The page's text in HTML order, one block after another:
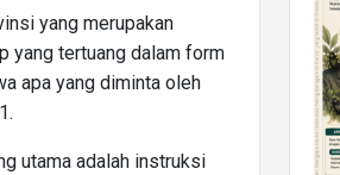
yang merupakan
yang tertuang dalam form
apa yang diminta oleh
utama adalah instruksi